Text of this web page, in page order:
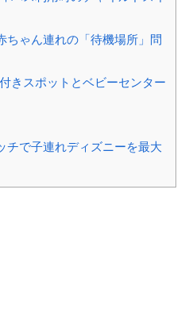
ちゃん連れの「待機場所」問
きスポットとベビーセンター
チで子連れディズニーを最大